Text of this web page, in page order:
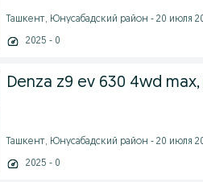
Ташкент, Юнусабадский район - 20 июля
2025 - 0
Denza z9 ev 630 4wd
Ташкент, Юнусабадский район - 20 июля
2025 - 0